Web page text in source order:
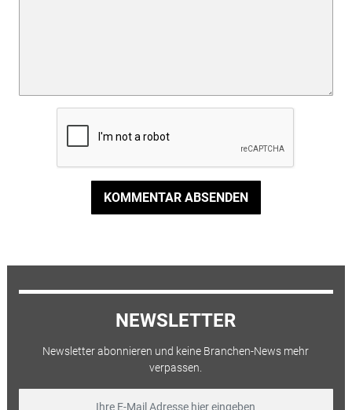
KOMMENTAR ABSENDEN
NEWSLETTER
Newsletter abonnieren und keine Branchen-News mehr
verpassen.